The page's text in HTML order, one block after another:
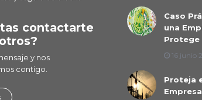
contactarte
y nos
contigo.
Caso
una
Protege
16 junio
Proteja